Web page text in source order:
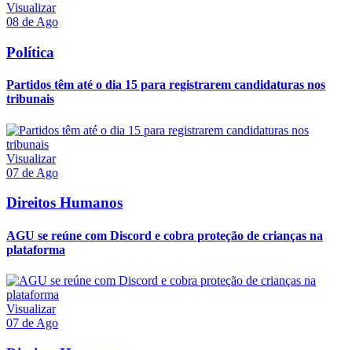
Visualizar
08 de Ago
Política
Partidos têm até o dia 15 para registrarem candidaturas nos
tribunais
Visualizar
07 de Ago
Direitos Humanos
AGU se reúne com Discord e cobra proteção de crianças na
plataforma
Visualizar
07 de Ago